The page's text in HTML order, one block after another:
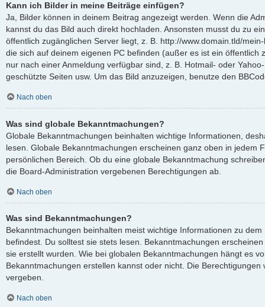
Kann ich Bilder in meine Beiträge einfügen?
Ja, Bilder können in deinem Beitrag angezeigt werden. Wenn die
kannst du das Bild auch direkt hochladen. Ansonsten musst du zu
öffentlich zugänglichen Server liegt, z. B. http://www.domain.tld/
die sich auf deinem eigenen PC befinden (außer es ist ein öffentlich
nur nach einer Anmeldung verfügbar sind, z. B. Hotmail- oder
geschützte Seiten usw. Um das Bild anzuzeigen, benutze den
Nach oben
Was sind globale Bekanntmachungen?
Globale Bekanntmachungen beinhalten wichtige Informationen,
lesen. Globale Bekanntmachungen erscheinen ganz oben in jedem
persönlichen Bereich. Ob du eine globale Bekanntmachung
die Board-Administration vergebenen Berechtigungen ab.
Nach oben
Was sind Bekanntmachungen?
Bekanntmachungen beinhalten meist wichtige Informationen zu
befindest. Du solltest sie stets lesen. Bekanntmachungen
sie erstellt wurden. Wie bei globalen Bekanntmachungen hängt es
Bekanntmachungen erstellen kannst oder nicht. Die
vergeben.
Nach oben